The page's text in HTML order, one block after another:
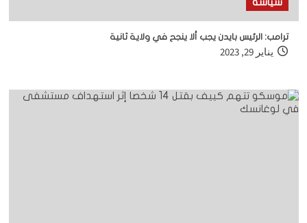
ترامب: الرئيس بايدن يجب ألا ينجح في ولاية ثانية
يناير 29, 2023